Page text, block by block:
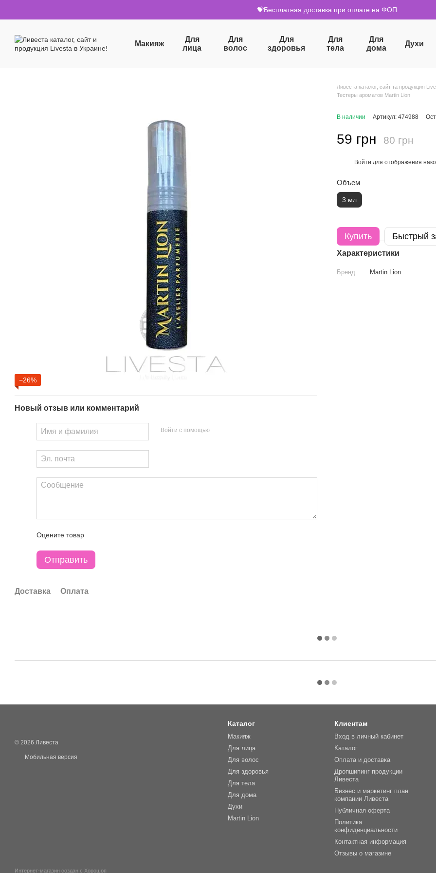
💝Бесплатная доставка при оплате на ФОП
Макияж
Для
лица
Для
волос
Для
здоровья
Для
тела
Для
дома
Духи
−26%
Новый отзыв или комментарий
Войти с помощью
Оцените товар
Отправить
Ливеста каталог, сайт та продукция
Тестеры ароматов Martin Lion
В наличии Артикул: 474988
59 грн 80 грн
Войти для отображения
Объем
3 мл
Купить Быстрый
Характеристики
Бренд Martin Lion
Доставка Оплата
© 2026 Ливеста
Мобильная версия
Интернет-магазин создан с Хорошоп
Каталог
Макияж
Для лица
Для волос
Для здоровья
Для тела
Для дома
Духи
Martin Lion
Клиентам
Вход в личный кабинет
Каталог
Оплата и доставка
Дропшипинг продукции
Ливеста
Бизнес и маркетинг план
компании Ливеста
Публичная оферта
Политика
конфиденциальности
Контактная информация
Отзывы о магазине